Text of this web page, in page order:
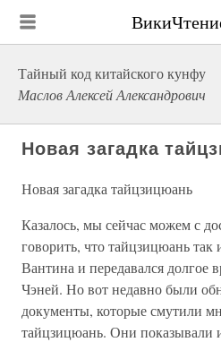
Тайный код китайского кунфу
Маслов Алексей Александрович
Новая загадка
Новая загадка тайцзицюань
Казалось, мы сейчас можем с
говорить, что тайцзицюань
Вантина и передавался долгое
Чэней. Но вот недавно были
документы, которые смутили
тайцзицюань. Они